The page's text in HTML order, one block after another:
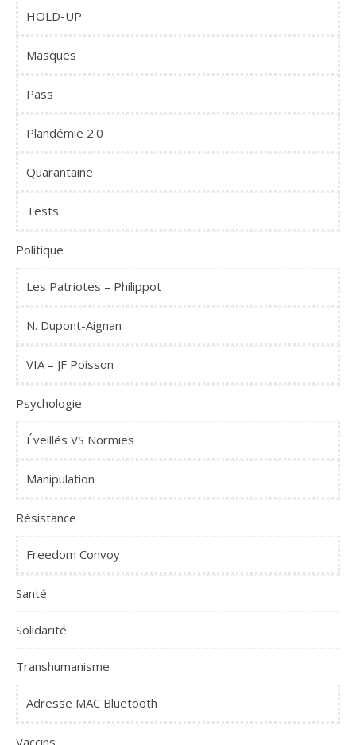
HOLD-UP
Masques
Pass
Plandémie 2.0
Quarantaine
Tests
Politique
Les Patriotes – Philippot
N. Dupont-Aignan
VIA – JF Poisson
Psychologie
Éveillés VS Normies
Manipulation
Résistance
Freedom Convoy
Santé
Solidarité
Transhumanisme
Adresse MAC Bluetooth
Vaccins